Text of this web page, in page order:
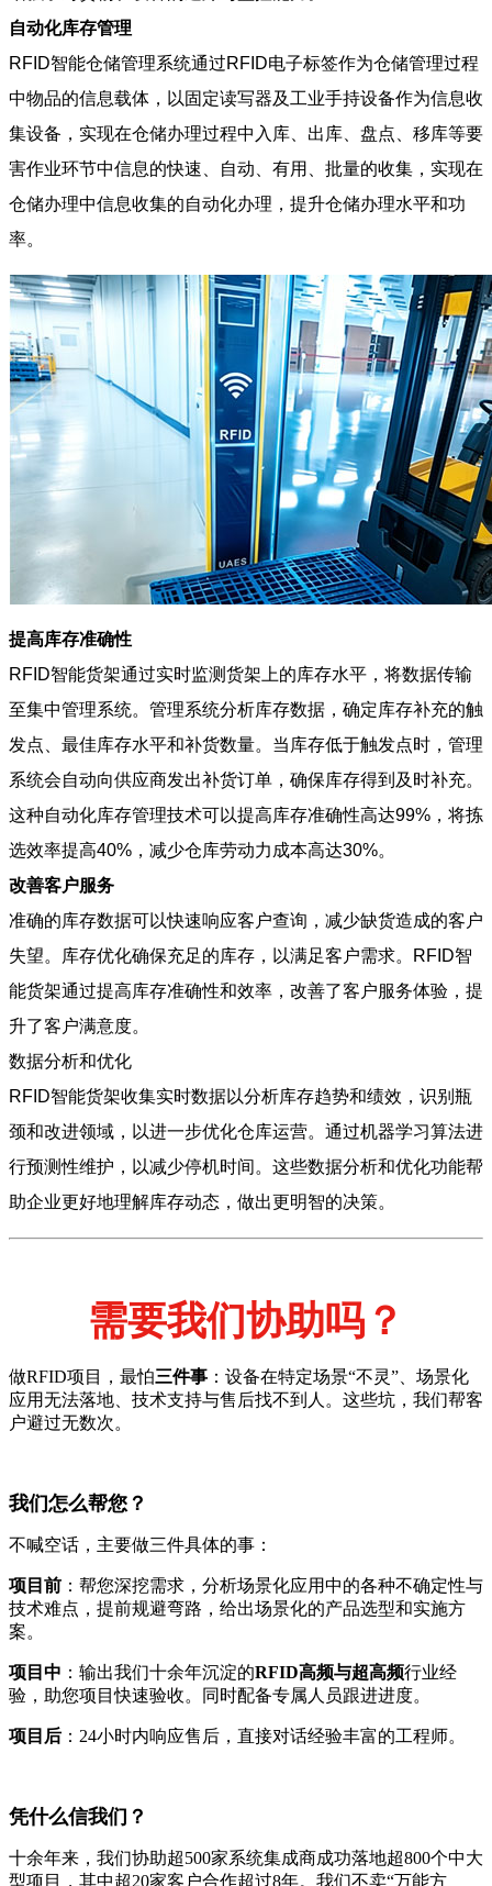
自动化库存管理
RFID智能仓储管理系统通过RFID电子标签作为仓储管理过程
中物品的信息载体，以固定读写器及工业手持设备作为信息收
集设备，实现在仓储办理过程中入库、出库、盘点、移库等要
害作业环节中信息的快速、自动、有用、批量的收集，实现在
仓储办理中信息收集的自动化办理，提升仓储办理水平和功
率。
提高库存准确性
RFID智能货架通过实时监测货架上的库存水平，将数据传输
至集中管理系统。管理系统分析库存数据，确定库存补充的触
发点、最佳库存水平和补货数量。当库存低于触发点时，管理
系统会自动向供应商发出补货订单，确保库存得到及时补充。
这种自动化库存管理技术可以提高库存准确性高达99%，将拣
选效率提高40%，减少仓库劳动力成本高达30%。
改善客户服务
准确的库存数据可以快速响应客户查询，减少缺货造成的客户
失望。库存优化确保充足的库存，以满足客户需求。RFID智
能货架通过提高库存准确性和效率，改善了客户服务体验，提
升了客户满意度。
数据分析和优化
RFID智能货架收集实时数据以分析库存趋势和绩效，识别瓶
颈和改进领域，以进一步优化仓库运营。通过机器学习算法进
行预测性维护，以减少停机时间。这些数据分析和优化功能帮
助企业更好地理解库存动态，做出更明智的决策。
需要我们协助吗？
做RFID项目，最怕三件事 ：设备在特定场景“不灵”、场景化
应用无法落地、技术支持与售后找不到人。这些坑，我们帮客
户避过无数次。
我们怎么帮您？
不喊空话，主要做三件具体的事：
项目前 ：帮您深挖需求，分析场景化应用中的各种不确定性与
技术难点，提前规避弯路，给出场景化的产品选型和实施方
案。
项目中 ：输出我们十余年沉淀的RFID高频与超高频行业经
验，助您项目快速验收。同时配备专属人员跟进进度。
项目后 ：24小时内响应售后，直接对话经验丰富的工程师。
凭什么信我们？
十余年来，我们协助超500家系统集成商成功落地超800个中大
型项目，其中超20家客户合作超过8年。我们不卖“万能方